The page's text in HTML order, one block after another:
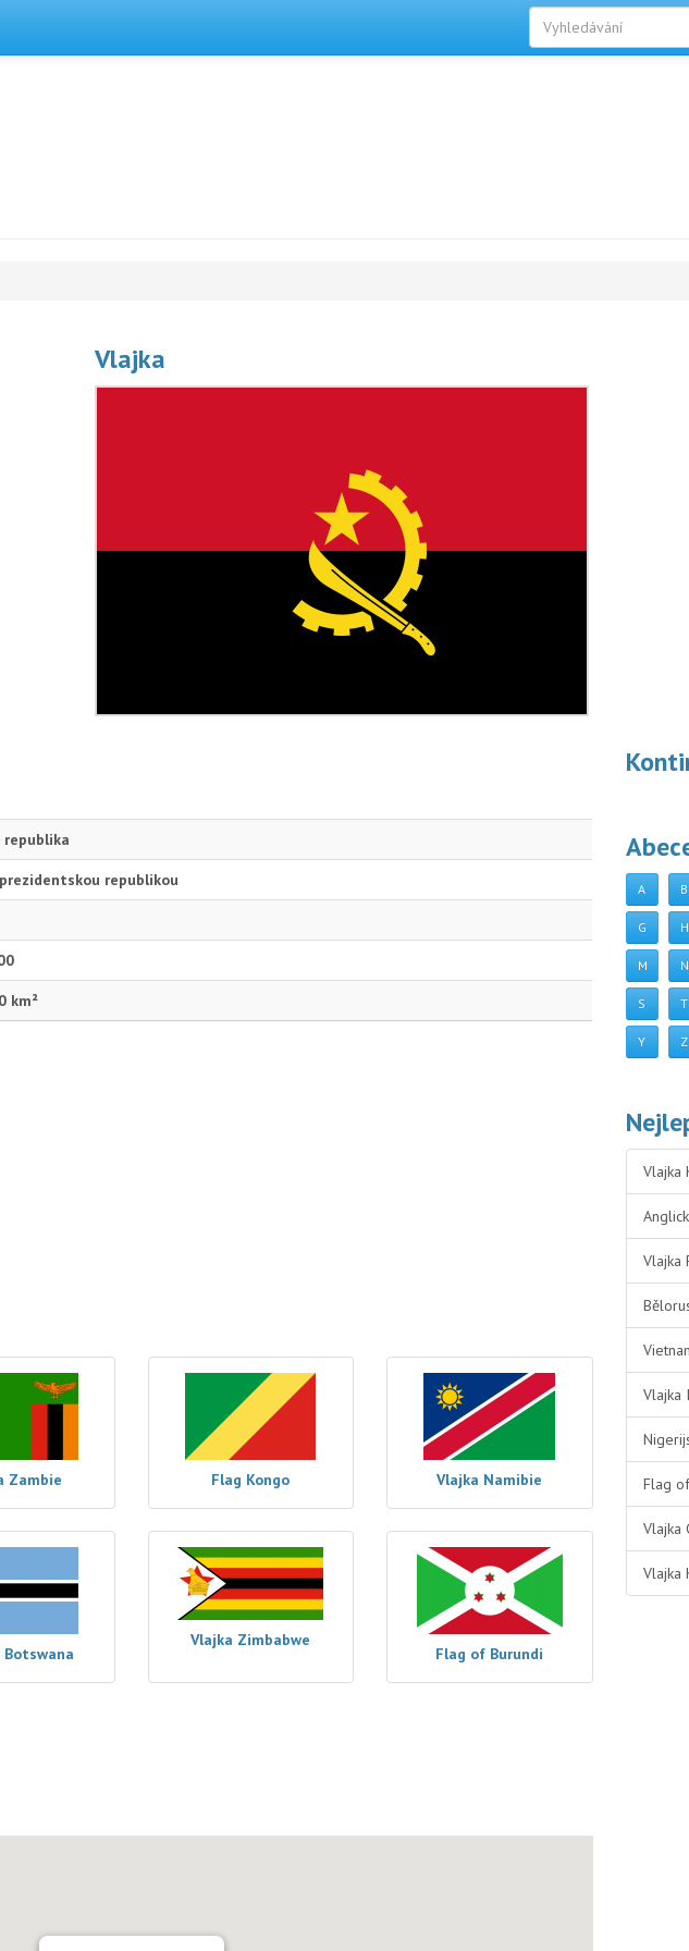
Vlajka
republika
republikou
km²
Zambie Flag Kongo Vlajka Namibie
Vlajka Zimbabwe
Flag of Burundi
A B
G H
M N
S T
Y Z
Vlajka
Vlajka
Vlajka
Flag
Vlajka
Vlajka